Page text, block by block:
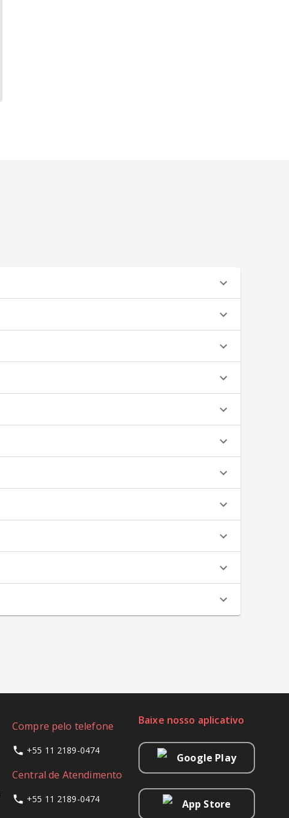
Compre pelo telefone
+55 11 2189-0474
Central de Atendimento
+55 11 2189-0474
Baixe nosso aplicativo
Google Play
App Store